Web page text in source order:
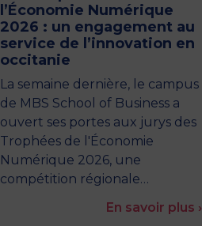
l’Économie Numérique
2026 : un engagement au
service de l’innovation en
occitanie
La semaine dernière, le campus
de MBS School of Business a
ouvert ses portes aux jurys des
Trophées de l'Économie
Numérique 2026, une
compétition régionale…
En savoir plus ›